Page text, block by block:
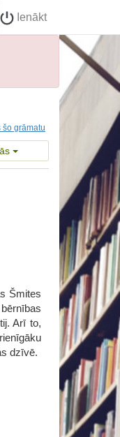
Ienākt
grāmatu
Šmites
Arī to,
dzīvē.